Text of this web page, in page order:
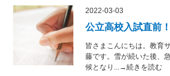
2022-03-03
公立高校入試直前！
皆さまこんにちは。教育
藤です。雪が続いた後、
候となり...→続きを読む